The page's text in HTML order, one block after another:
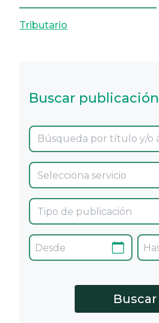
Tributario
Buscar publicación